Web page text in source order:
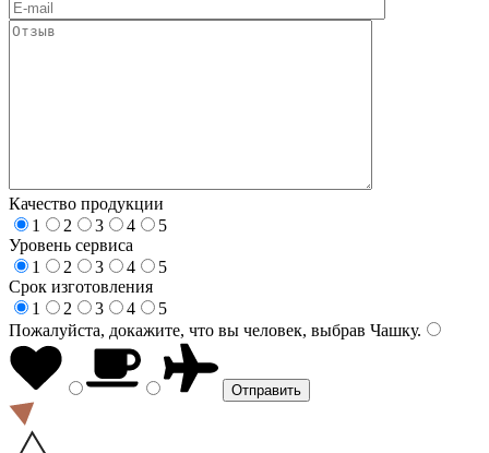
Качество продукции
1
2 3 4
5
Уровень сервиса
1
2 3 4
5
Срок изготовления
1
2 3 4
5
Пожалуйста, докажите, что вы человек, выбрав Чашку.